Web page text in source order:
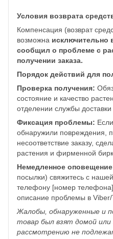
Условия возврата
Компенсация (возврат
возможна исключительно
сообщил о проблеме с
получении заказа.
Порядок действий для
Проверка получения:
состояние и качество
отделении службы доставки
Фиксация проблемы:
обнаружили повреждения,
несоответствие заказу,
растения и фирменной
Немедленное
посылки) свяжитесь с
телефону [номер
описание проблемы в Viber/
Жалобы, обнаруженные и
товар был взят домой или
рассмотрению не